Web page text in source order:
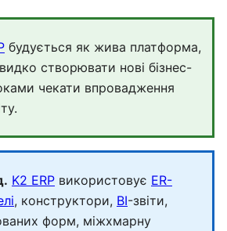
будується як жива платформа,
створювати нові бізнес-
чекати впровадження
K2 ERP використовує ER-
, конструктори, BI-звіти,
форм, міжхмарну